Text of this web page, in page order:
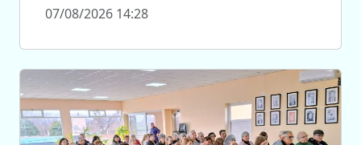
07/08/2026 14:28